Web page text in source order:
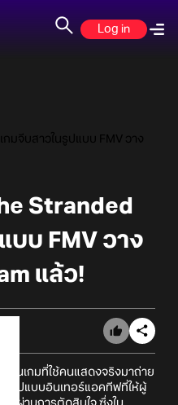
Log in
มจีบสาวในรูปแบบ FMV วาง
Stranded
บบ FMV วาง
แล้ว!
เป็นเกมที่ใช้คนแสดงจริงมาถ่าย
ในรูปแบบอินเทอร์แอคทีฟที่ให้ผู้